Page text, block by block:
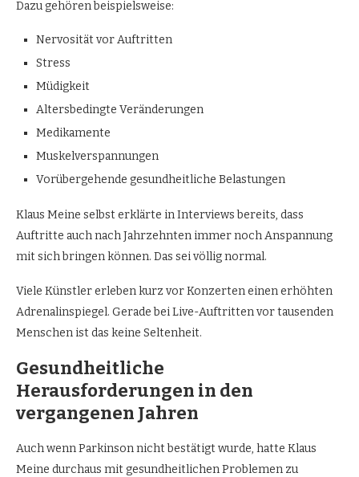
Dazu gehören beispielsweise:
Nervosität vor Auftritten
Stress
Müdigkeit
Altersbedingte Veränderungen
Medikamente
Muskelverspannungen
Vorübergehende gesundheitliche Belastungen
Klaus Meine selbst erklärte in Interviews bereits, dass
Auftritte auch nach Jahrzehnten immer noch Anspannung
mit sich bringen können. Das sei völlig normal.
Viele Künstler erleben kurz vor Konzerten einen erhöhten
Adrenalinspiegel. Gerade bei Live-Auftritten vor tausenden
Menschen ist das keine Seltenheit.
Gesundheitliche
Herausforderungen in den
vergangenen Jahren
Auch wenn Parkinson nicht bestätigt wurde, hatte Klaus
Meine durchaus mit gesundheitlichen Problemen zu